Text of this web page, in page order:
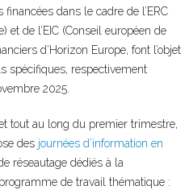
dans le cadre de l’ERC
et de l’EIC (Conseil européen de
d’Horizon Europe, font l’objet
spécifiques, respectivement
2025.
tout au long du premier trimestre,
des journées d’information en
réseautage dédiés à la
de travail thématique :